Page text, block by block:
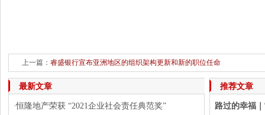
上一篇： 睿盛银行宣布亚洲地区的组织架构更新和新的职位任命
下一篇：恒隆地产荣获 “2021企业社会责任典范奖” 彰显
最新文章
·恒隆地产荣获 “2021企业社会责任典范奖”
推荐文章
路过的幸福